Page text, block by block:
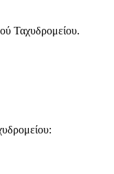
Ταχυδρομείου.